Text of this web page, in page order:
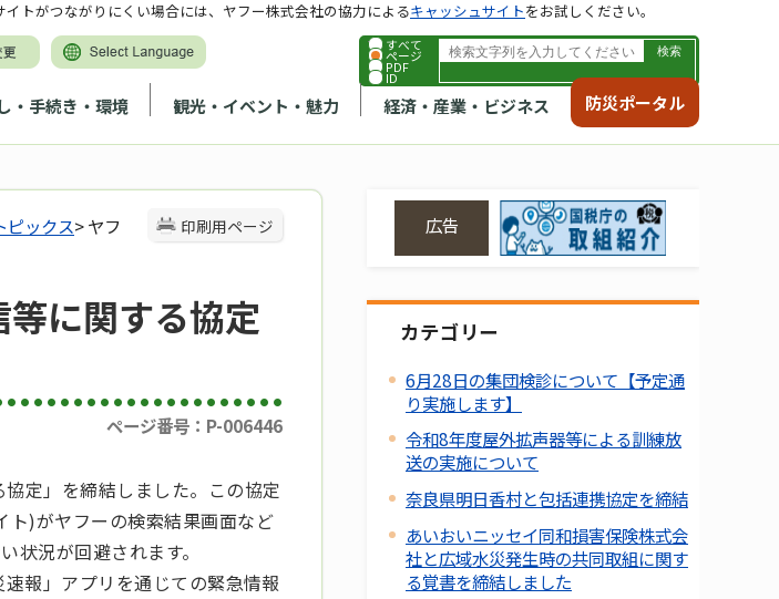
すべて
ページ
PDF
ID
・手続き・環境 観光・イベント・魅力 経済・産業・ビジネス 防災ポータル
イトがつながりにくい場合には、ヤフー株式会社の協力によるキャッシュサイトをお試しください。
印刷用ページ
ピックス> ヤフ
に関する協定
ページ番号：P-006446
定」を締結しました。この協定
ト)がヤフーの検索結果画面など
状況が回避されます。
報」アプリを通じての緊急情報
広告
カテゴリー
6月28日の集団検診について【予定通
り実施します】
令和8年度屋外拡声器等による訓練放
送の実施について
奈良県明日香村と包括連携協定を締結
あいおいニッセイ同和損害保険株式会
社と広域水災発生時の共同取組に関す
る覚書を締結しました